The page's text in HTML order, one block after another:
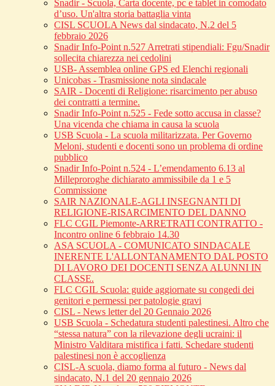
Snadir - Scuola, Carta docente, pc e tablet in comodato
d’uso. Un'altra storia battaglia vinta
CISL SCUOLA News dal sindacato, N.2 del 5
febbraio 2026
Snadir Info-Point n.527 Arretrati stipendiali: Fgu/Snadir
sollecita chiarezza nei cedolini
USB- Assemblea online GPS ed Elenchi regionali
Unicobas - Trasmissione nota sindacale
SAIR - Docenti di Religione: risarcimento per abuso
dei contratti a termine.
Snadir Info-Point n.525 - Fede sotto accusa in classe?
Una vicenda che chiama in causa la scuola
USB Scuola - La scuola militarizzata. Per Governo
Meloni, studenti e docenti sono un problema di ordine
pubblico
Snadir Info-Point n.524 - L’emendamento 6.13 al
Milleproroghe dichiarato ammissibile da 1 e 5
Commissione
SAIR NAZIONALE-AGLI INSEGNANTI DI
RELIGIONE-RISARCIMENTO DEL DANNO
FLC CGIL Piemonte-ARRETRATI CONTRATTO -
Incontro online 6 febbraio 14.30
ASA SCUOLA - COMUNICATO SINDACALE
INERENTE L'ALLONTANAMENTO DAL POSTO
DI LAVORO DEI DOCENTI SENZA ALUNNI IN
CLASSE.
FLC CGIL Scuola: guide aggiornate su congedi dei
genitori e permessi per patologie gravi
CISL - News letter del 20 Gennaio 2026
USB Scuola - Schedatura studenti palestinesi. Altro che
“stessa natura” con la rilevazione degli ucraini: il
Ministro Valditara mistifica i fatti. Schedare studenti
palestinesi non è accoglienza
CISL-A scuola, diamo forma al futuro - News dal
sindacato, N.1 del 20 gennaio 2026